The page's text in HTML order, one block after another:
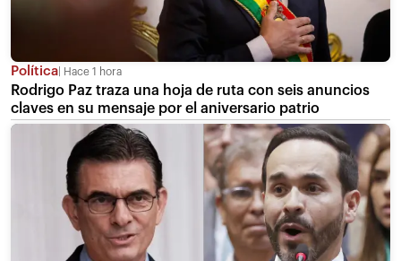
Política Hace 1 hora
Rodrigo Paz traza una hoja de ruta con seis anuncios
claves en su mensaje por el aniversario patrio